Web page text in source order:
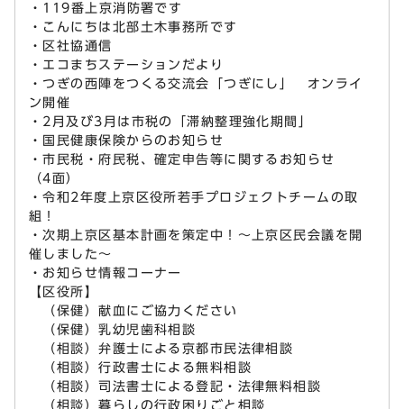
・119番上京消防署です
・こんにちは北部土木事務所です
・区社協通信
・エコまちステーションだより
・つぎの西陣をつくる交流会「つぎにし」 オンライ
ン開催
・2月及び3月は市税の「滞納整理強化期間」
・国民健康保険からのお知らせ
・市民税・府民税、確定申告等に関するお知らせ
（4面）
・令和2年度上京区役所若手プロジェクトチームの取
組！
・次期上京区基本計画を策定中！～上京区民会議を開
催しました～
・お知らせ情報コーナー
【区役所】
（保健）献血にご協力ください
（保健）乳幼児歯科相談
（相談）弁護士による京都市民法律相談
（相談）行政書士による無料相談
（相談）司法書士による登記・法律無料相談
（相談）暮らしの行政困りごと相談